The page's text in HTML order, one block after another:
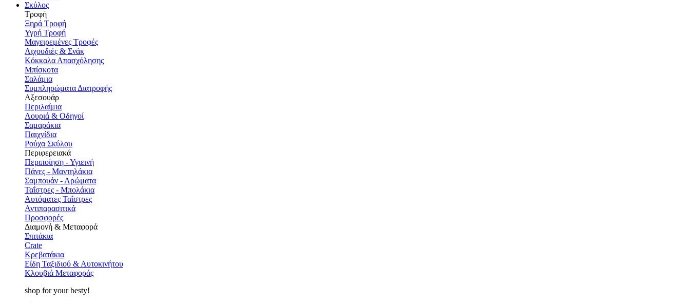
Σκύλος
Τροφή
Ξηρά Τροφή
Υγρή Τροφή
Μαγειρεμένες Τροφές
Λιχουδιές & Σνάκ
Κόκκαλα Απασχόλησης
Μπίσκοτα
Σαλάμια
Συμπληρώματα Διατροφής
Αξεσουάρ
Περιλαίμια
Λουριά & Οδηγοί
Σαμαράκια
Παιχνίδια
Ρούχα Σκύλου
Περιφερειακά
Περιποίηση - Υγιεινή
Πάνες - Μαντηλάκια
Σαμπουάν - Αρώματα
Ταΐστρες - Μπολάκια
Αυτόματες Ταΐστρες
Αντιπαρασιτικά
Προσφορές
Διαμονή & Μεταφορά
Σπιτάκια
Crate
Κρεβατάκια
Είδη Ταξιδιού & Αυτοκινήτου
Κλουβιά Μεταφοράς
shop for your besty!